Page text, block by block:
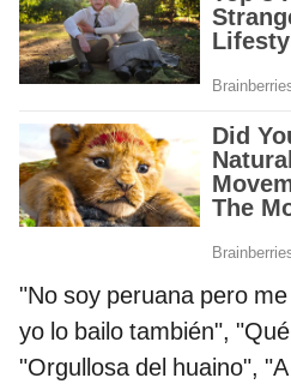
"No soy peruana pero
yo lo bailo también",
"Orgullosa del huaino",